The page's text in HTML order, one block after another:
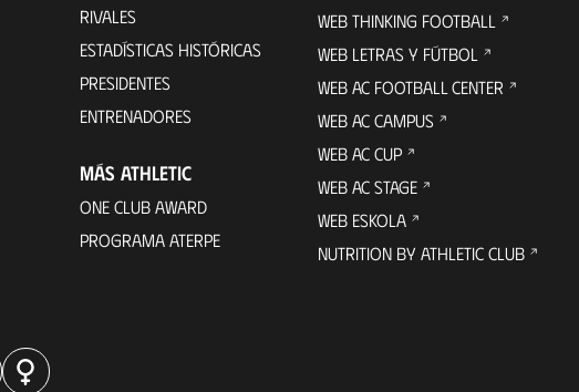
RIVALES
ESTADÍSTICAS HISTÓRICAS
PRESIDENTES
ENTRENADORES
MÁS ATHLETIC
ONE CLUB AWARD
PROGRAMA ATERPE
WEB THINKING FOOTBALL
WEB LETRAS Y FÚTBOL
WEB AC FOOTBALL CENTER
WEB AC CAMPUS
WEB AC CUP
WEB AC STAGE
WEB ESKOLA
NUTRITION BY ATHLETIC CLUB